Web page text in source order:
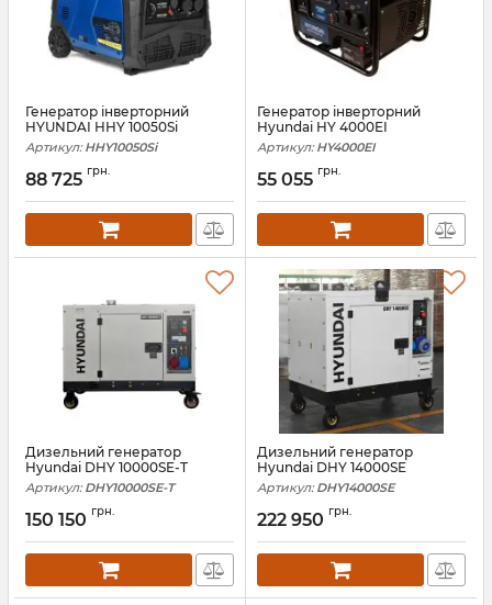
Генератор інверторний
HYUNDAI HHY 10050Si
Артикул: HHY10050Si
88 725 грн.
Генератор інверторний
Hyundai HY 4000EI
Артикул: HY4000EI
55 055 грн.
Дизельний генератор
Hyundai DHY 10000SE-T
Артикул: DHY10000SE-T
150 150 грн.
Дизельний генератор
Hyundai DHY 14000SE
Артикул: DHY14000SE
222 950 грн.